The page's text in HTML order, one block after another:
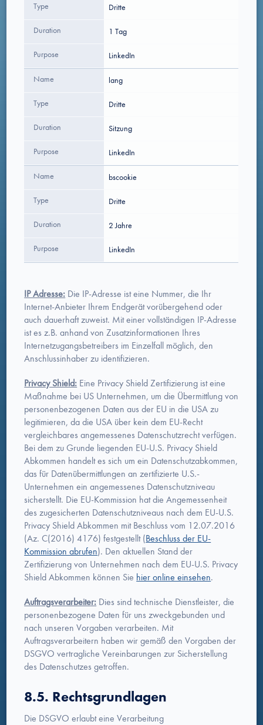
Type Dritte
Duration 1 Tag
Purpose LinkedIn
Name lang
Type Dritte
Duration Sitzung
Purpose LinkedIn
Name bscookie
Type Dritte
Duration 2 Jahre
Purpose LinkedIn
IP Adresse: Die IP-Adresse ist eine Nummer, die Ihr
Internet-Anbieter Ihrem Endgerät vorübergehend oder
auch dauerhaft zuweist. Mit einer vollständigen IP-Adresse
ist es z.B. anhand von Zusatzinformationen Ihres
Internetzugangsbetreibers im Einzelfall möglich, den
Anschlussinhaber zu identifizieren.
Privacy Shield: Eine Privacy Shield Zertifizierung ist eine
Maßnahme bei US Unternehmen, um die Übermittlung von
personenbezogenen Daten aus der EU in die USA zu
legitimieren, da die USA über kein dem EU-Recht
vergleichbares angemessenes Datenschutzrecht verfügen.
Bei dem zu Grunde liegenden EU-U.S. Privacy Shield
Abkommen handelt es sich um ein Datenschutzabkommen,
das für Datenübermittlungen an zertifizierte U.S.-
Unternehmen ein angemessenes Datenschutzniveau
sicherstellt. Die EU-Kommission hat die Angemessenheit
des zugesicherten Datenschutzniveaus nach dem EU-U.S.
Privacy Shield Abkommen mit Beschluss vom 12.07.2016
(Az. C(2016) 4176) festgestellt (Beschluss der EU-
Kommission abrufen). Den aktuellen Stand der
Zertifizierung von Unternehmen nach dem EU-U.S. Privacy
Shield Abkommen können Sie hier online einsehen.
Auftragsverarbeiter: Dies sind technische Dienstleister, die
personenbezogene Daten für uns zweckgebunden und
nach unseren Vorgaben verarbeiten. Mit
Auftragsverarbeitern haben wir gemäß den Vorgaben der
DSGVO vertragliche Vereinbarungen zur Sicherstellung
des Datenschutzes getroffen.
8.5. Rechtsgrundlagen
Die DSGVO erlaubt eine Verarbeitung